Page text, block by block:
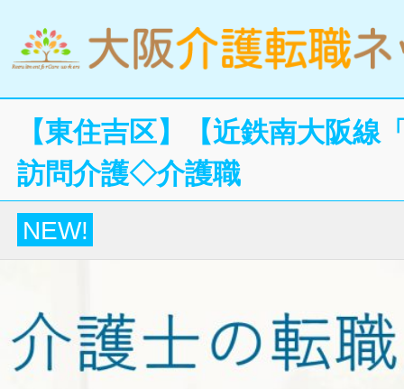
【東住吉区】【近鉄南大阪
訪問介護◇介護職
NEW!